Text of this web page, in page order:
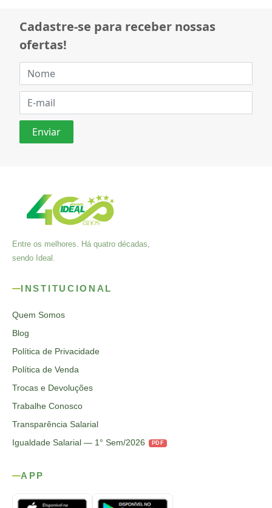
Cadastre-se para receber nossas
ofertas!
Entre os melhores. Há quatro décadas,
sendo Ideal.
INSTITUCIONAL
Quem Somos
Blog
Política de Privacidade
Política de Venda
Trocas e Devoluções
Trabalhe Conosco
Transparência Salarial
Igualdade Salarial — 1° Sem/2026
PDF
APP